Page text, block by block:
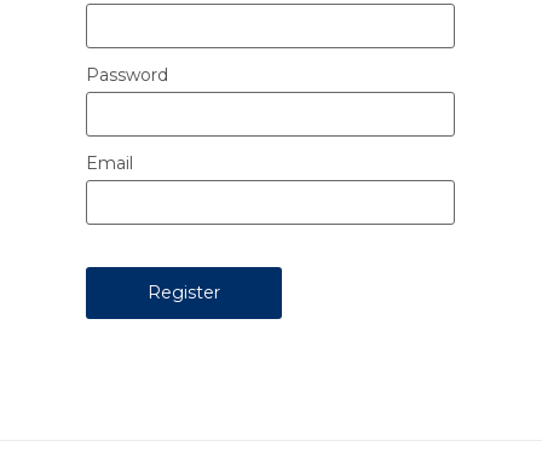
Password
Email